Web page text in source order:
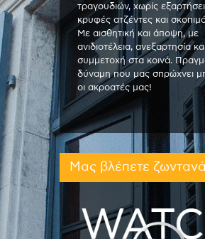
τραγουδιών, χωρίς
κρυφές ατζέντες και
Με αισθητική και άποψη, με
ανιδιοτέλεια, ανεξαρτησία
συμμετοχή στα κοινά.
δύναμη που μας σπρώχνει
οι ακροατές μας!
Μας βλέπετε ζωντανά